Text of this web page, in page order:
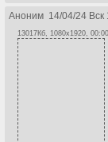
Аноним 14/04/24 Вск
13017Кб, 1080x1920,